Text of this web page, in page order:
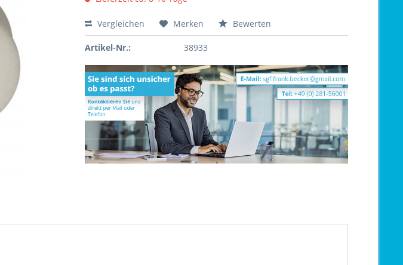
Vergleichen Merken Bewerten
Artikel-Nr.: 38933